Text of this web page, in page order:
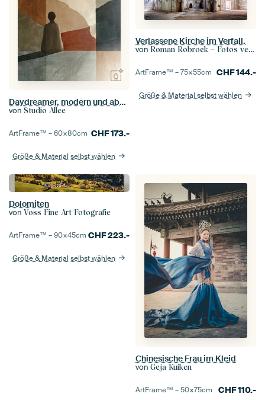
Daydreamer, modern und abstrakt in Erdtönen
von Studio Allee
ArtFrame™ –60×80cm CHF173.-
Größe & Material selbst wählen
Verlassene Kirche im Verfall.
von Roman Robroek – Fotos verlassener Gebäude
ArtFrame™ –75×55cm CHF144.-
Größe & Material selbst wählen
Dolomiten
von Voss Fine Art Fotografie
ArtFrame™ –90×45cm CHF223.-
Größe & Material selbst wählen
Chinesische Frau im Kleid
von Geja Kuiken
ArtFrame™ –50×75cm CHF110.-